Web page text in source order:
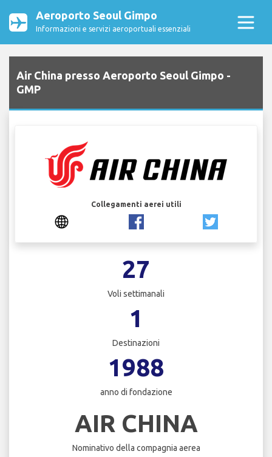
Aeroporto Seoul Gimpo
Informazioni e servizi aeroportuali essenziali
Air China presso Aeroporto Seoul Gimpo -
GMP
Collegamenti aerei utili
27
Voli settimanali
1
Destinazioni
1988
anno di fondazione
AIR CHINA
Nominativo della compagnia aerea